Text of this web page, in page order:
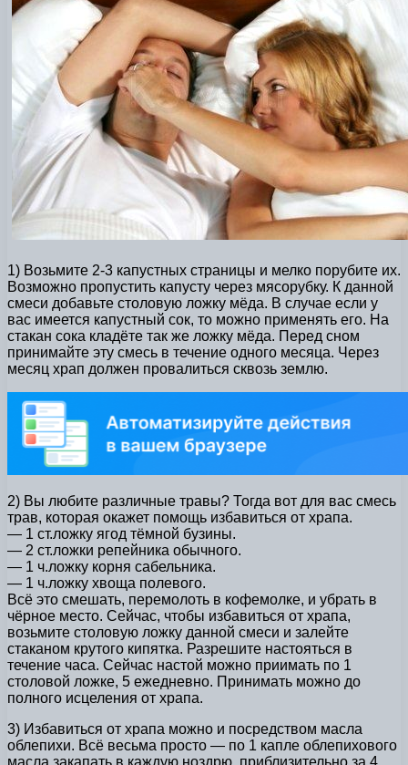
1) Возьмите 2-3 капустных страницы и мелко порубите их.
Возможно пропустить капусту через мясорубку. К данной
смеси добавьте столовую ложку мёда. В случае если у
вас имеется капустный сок, то можно применять его. На
стакан сока кладёте так же ложку мёда. Перед сном
принимайте эту смесь в течение одного месяца. Через
месяц храп должен провалиться сквозь землю.
2) Вы любите различные травы? Тогда вот для вас смесь
трав, которая окажет помощь избавиться от храпа.
— 1 ст.ложку ягод тёмной бузины.
— 2 ст.ложки репейника обычного.
— 1 ч.ложку корня сабельника.
— 1 ч.ложку хвоща полевого.
Всё это смешать, перемолоть в кофемолке, и убрать в
чёрное место. Сейчас, чтобы избавиться от храпа,
возьмите столовую ложку данной смеси и залейте
стаканом крутого кипятка. Разрешите настояться в
течение часа. Сейчас настой можно приимать по 1
столовой ложке, 5 ежедневно. Принимать можно до
полного исцеления от храпа.
3) Избавиться от храпа можно и посредством масла
облепихи. Всё весьма просто — по 1 капле облепихового
масла закапать в каждую ноздрю, приблизительно за 4